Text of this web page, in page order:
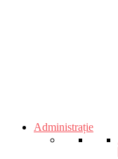
Administrație